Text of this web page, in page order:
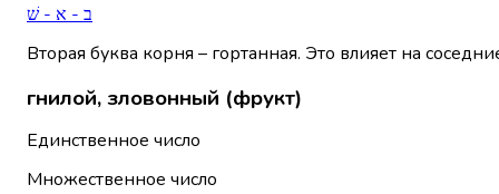
ב - א - שׁ
Вторая буква корня – гортанная. Это влияет на
гнилой, зловонный (фрукт)
Единственное число
Множественное число